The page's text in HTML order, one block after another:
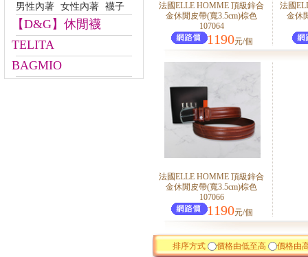
男性內著 女性內著 襪子
【D&G】休閒襪
TELITA
BAGMIO
法國ELLE HOMME 頂級鋅合
金休閒皮帶(寬3.5cm)棕色
107064
1190元/個
法國
金休
法國ELLE HOMME 頂級鋅合
金休閒皮帶(寬3.5cm)棕色
107066
1190元/個
排序方式 價格由低至高 價格由